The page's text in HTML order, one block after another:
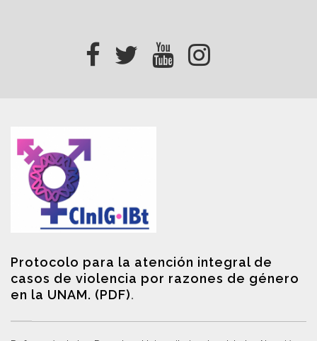
Protocolo para la atención integral de
casos de violencia por razones de género
en la UNAM. (PDF).